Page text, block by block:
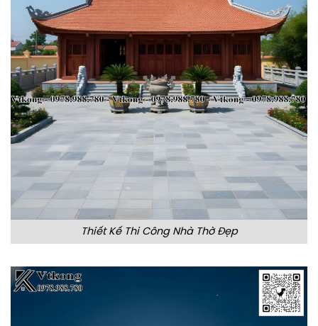
Thiết Kế Thi Công Nhà Thờ Đẹp